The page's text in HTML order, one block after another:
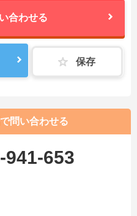
合わせる
保存
問い合わせる
941-653